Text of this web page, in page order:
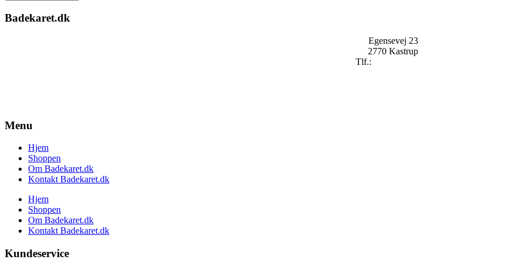
Badekaret.dk
Egensevej 23
2770 Kastrup
Tlf.:
Menu
Hjem
Shoppen
Om Badekaret.dk
Kontakt Badekaret.dk
Hjem
Shoppen
Om Badekaret.dk
Kontakt Badekaret.dk
Kundeservice